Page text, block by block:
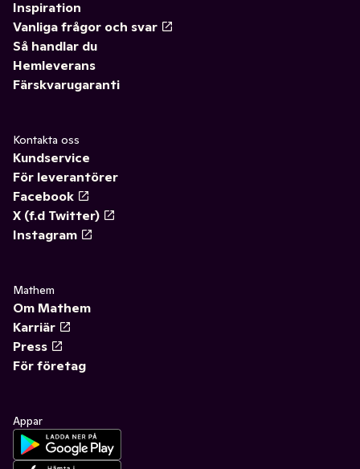
Inspiration
Vanliga frågor och svar
Så handlar du
Hemleverans
Färskvarugaranti
Kontakta oss
Kundservice
För leverantörer
Facebook
X (f.d Twitter)
Instagram
Mathem
Om Mathem
Karriär
Press
För företag
Appar